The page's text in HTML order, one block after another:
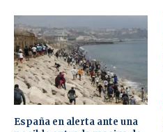
España en alerta ante una